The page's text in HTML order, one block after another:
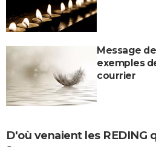
Message
exemples
courrier
D'où venaient les REDING